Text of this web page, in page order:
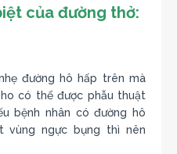
của đường thở:
đường hô hấp trên mà
có thể được phẫu thuật
bệnh nhân có đường hô
vùng ngực bụng thì nên